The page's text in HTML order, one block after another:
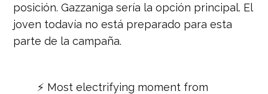
posición. Gazzaniga sería la opción principal. El
joven todavía no está preparado para esta
parte de la campaña.
⚡ Most electrifying moment from